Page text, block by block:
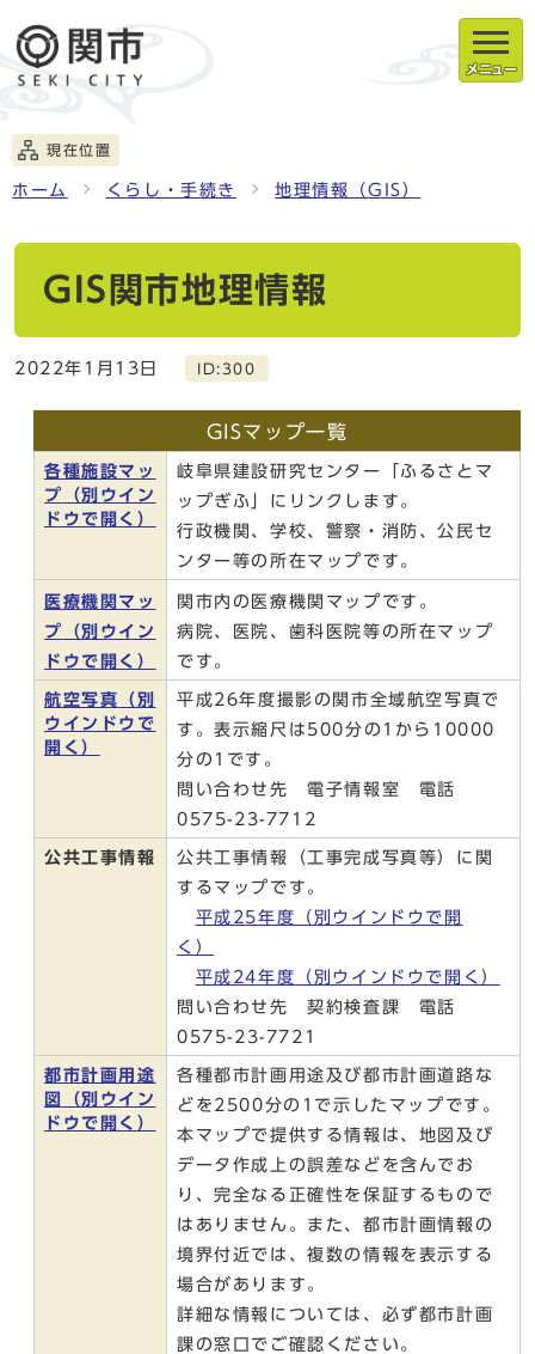
メニュー
現在位置
ホーム くらし・手続き 地理情報（GIS）
GIS関市地理情報
2022年1月13日 ID:300
GISマップ一覧
各種施設マッ
プ
（別ウイン
ドウで開く）
岐阜県建設研究センター「ふるさとマ
ップぎふ」にリンクします。
行政機関、学校、警察・消防、公民セ
ンター等の所在マップです。
医療機関マッ
プ
（別ウイン
ドウで開く）
関市内の医療機関マップです。
病院、医院、歯科医院等の所在マップ
です。
航空写真
（別
ウインドウで
開く）
平成26年度撮影の関市全域航空写真で
す。表示縮尺は500分の1から10000
分の1です。
問い合わせ先 電子情報室 電話
0575-23-7712
公共工事情報
公共工事情報（工事完成写真等）に関
するマップです。
平成25年度 （別ウインドウで開
く）
平成24年度 （別ウインドウで開く）
問い合わせ先 契約検査課 電話
0575-23-7721
都市計画用途
図
（別ウイン
ドウで開く）
各種都市計画用途及び都市計画道路な
どを2500分の1で示したマップです。
本マップで提供する情報は、地図及び
データ作成上の誤差などを含んでお
り、完全なる正確性を保証するもので
はありません。また、都市計画情報の
境界付近では、複数の情報を表示する
場合があります。
詳細な情報については、必ず都市計画
課の窓口でご確認ください。